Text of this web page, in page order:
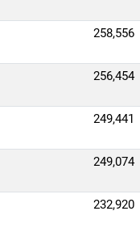
258,556
256,454
249,441
249,074
232,920